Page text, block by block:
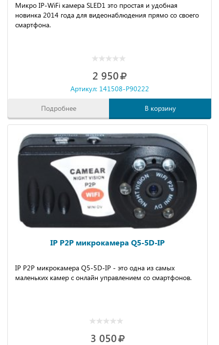
Микро IP-WiFi камера SLED1 это простая и удобная
новинка 2014 года для видеонаблюдения прямо со своего
смартфона.
2 950
Артикул: 141508-P90222
Подробнее В корзину
IP P2P микрокамера Q5-5D-IP
IP P2P микрокамера Q5-5D-IP - это одна из самых
маленьких камер с онлайн управлением со смартфонов.
3 050